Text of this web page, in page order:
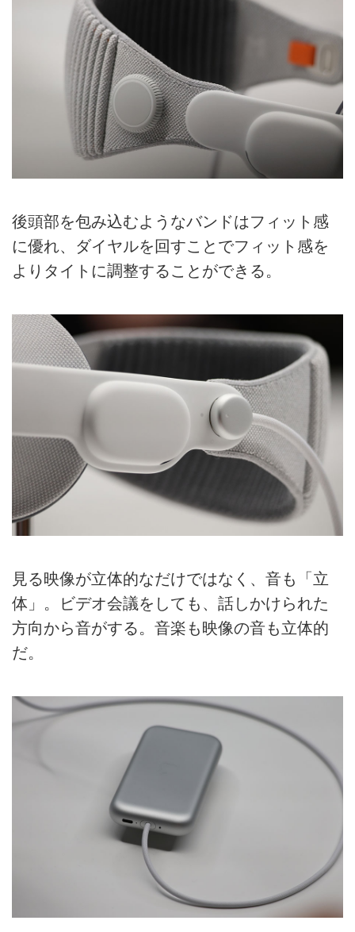
後頭部を包み込むようなバンドはフィット感
に優れ、ダイヤルを回すことでフィット感を
よりタイトに調整することができる。
見る映像が立体的なだけではなく、音も「立
体」。ビデオ会議をしても、話しかけられた
方向から音がする。音楽も映像の音も立体的
だ。